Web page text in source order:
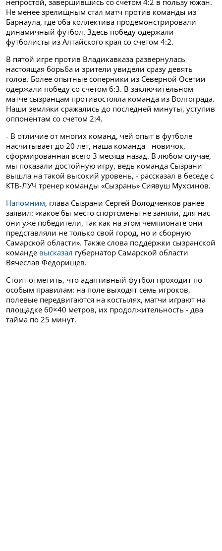
Не менее зрелищным стал матч против команды из
Барнаула, где оба коллектива продемонстрировали
динамичный футбол. Здесь победу одержали
футболисты из Алтайского края со счетом 4:2.
В пятой игре против Владикавказа развернулась
настоящая борьба и зрители увидели сразу девять
голов. Более опытные соперники из Северной Осетии
одержали победу со счетом 6:3. В заключительном
матче сызранцам противостояла команда из Волгограда.
Наши земляки сражались до последней минуты, уступив
оппонентам со счетом 2:4.
- В отличие от многих команд, чей опыт в футболе
насчитывает до 20 лет, наша команда - новичок,
сформированная всего 3 месяца назад. В любом случае,
мы показали достойную игру, ведь команда Сызрани
вышла на такой высокий уровень, - рассказал в беседе с
КТВ-ЛУЧ тренер команды «Сызрань» Сиявуш Мухсинов.
Напомним, глава Сызрани Сергей Володченков ранее
заявил: «какое бы место спортсмены не заняли, для нас
они уже победители, так как на этом чемпионате они
представляли не только свой город, но и сборную
Самарской области». Также слова поддержки сызранской
команде высказал губернатор Самарской области
Вячеслав Федорищев.
Стоит отметить, что адаптивный футбол проходит по
особым правилам: на поле выходят семь игроков,
полевые передвигаются на костылях, матчи играют на
площадке 60×40 метров, их продолжительность - два
тайма по 25 минут.